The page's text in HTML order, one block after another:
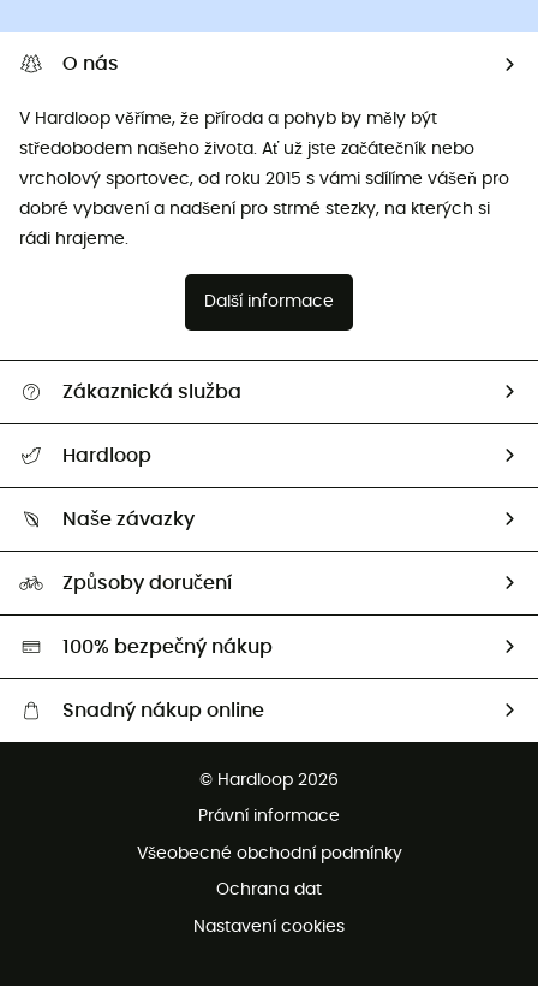
O nás
V Hardloop věříme, že příroda a pohyb by měly být
středobodem našeho života. Ať už jste začátečník nebo
vrcholový sportovec, od roku 2015 s vámi sdílíme vášeň pro
dobré vybavení a nadšení pro strmé stezky, na kterých si
rádi hrajeme.
Další informace
Zákaznická služba
Vrácení zboží a peněz
Hardloop
Naši Ambasadoři
Naše závazky
Second hand
HardGreen
Způsoby doručení
100% bezpečný nákup
Snadný nákup online
Bezplatné vrácení do 100 dnů
© Hardloop 2026
Právní informace
Všeobecné obchodní podmínky
Ochrana dat
Nastavení cookies